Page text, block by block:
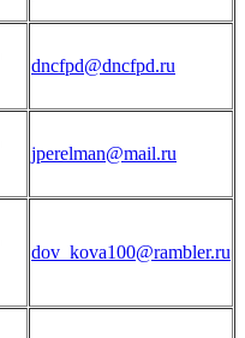
dncfpd@dncfpd.ru
jperelman@mail.ru
dov_kova100@rambler.ru